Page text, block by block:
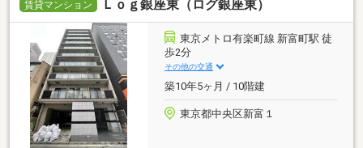
賃貸マンション Ｌｏｇ銀座東（ログ銀座東）
東京メトロ有楽町線 新富町駅 徒
歩2分
その他の交通
築10年5ヶ月 / 10階建
東京都中央区新富１